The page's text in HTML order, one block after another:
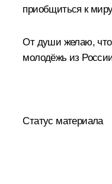
приобщиться к
От души желаю,
молодёжь из
Статус материала